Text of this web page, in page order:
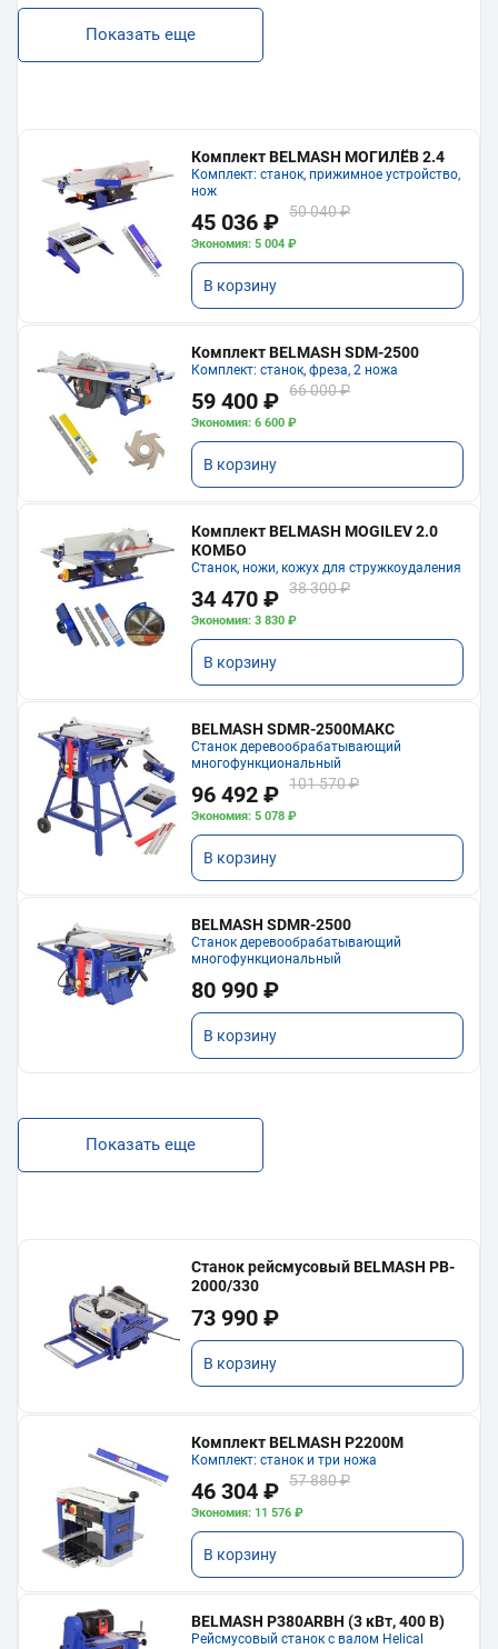
Показать еще
Комплект BELMASH МОГИЛЁВ 2.4
Комплект: станок, прижимное устройство,
нож
45 036 ₽ 50 040 ₽
Экономия: 5 004 ₽
В корзину
Комплект BELMASH SDM-2500
Комплект: станок, фреза, 2 ножа
59 400 ₽ 66 000 ₽
Экономия: 6 600 ₽
В корзину
Комплект BELMASH MOGILEV 2.0
КОМБО
Станок, ножи, кожух для стружкоудаления
34 470 ₽ 38 300 ₽
Экономия: 3 830 ₽
В корзину
BELMASH SDMR-2500МАКС
Станок деревообрабатывающий
многофункциональный
96 492 ₽ 101 570 ₽
Экономия: 5 078 ₽
В корзину
BELMASH SDMR-2500
Станок деревообрабатывающий
многофункциональный
80 990 ₽
В корзину
Показать еще
Станок рейсмусовый BELMASH PB-
2000/330
73 990 ₽
В корзину
Комплект BELMASH P2200M
Комплект: станок и три ножа
46 304 ₽ 57 880 ₽
Экономия: 11 576 ₽
В корзину
BELMASH P380ARBH (3 кВт, 400 В)
Рейсмусовый станок с валом Helical